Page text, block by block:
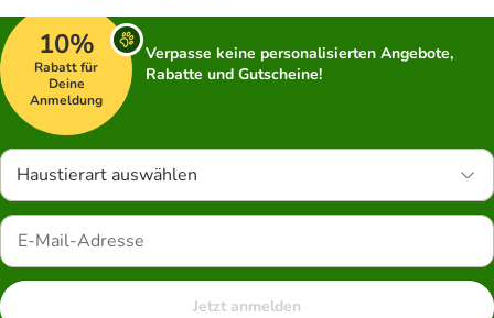
10%
Rabatt für
Deine
Anmeldung
Verpasse keine personalisierten Angebote,
Rabatte und Gutscheine!
Haustierart auswählen
Jetzt anmelden